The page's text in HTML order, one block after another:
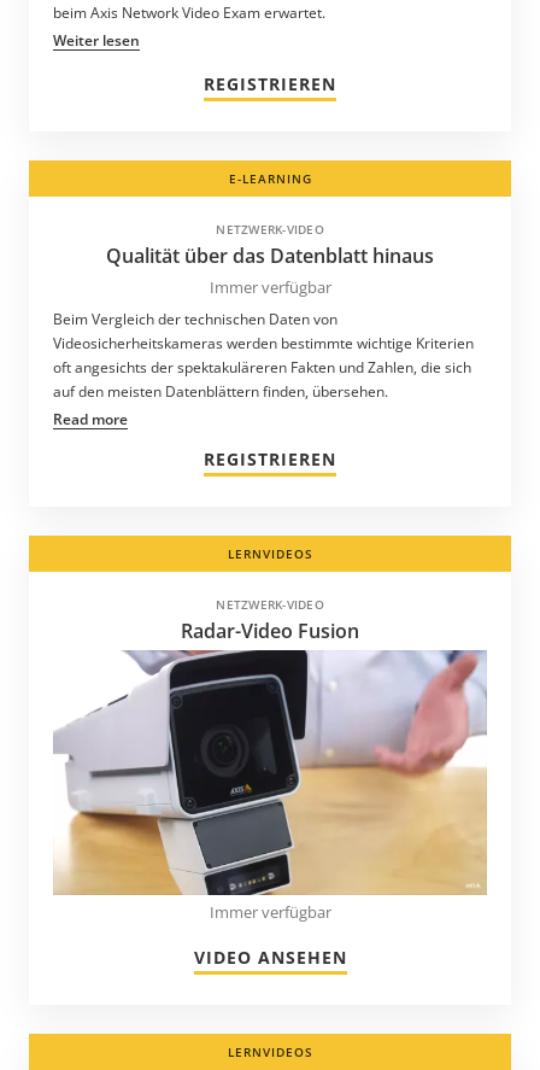
beim Axis Network Video Exam erwartet.
Weiter lesen
REGISTRIEREN
E-LEARNING
NETZWERK-VIDEO
Qualität über das Datenblatt hinaus
Immer verfügbar
Beim Vergleich der technischen Daten von
Videosicherheitskameras werden bestimmte wichtige Kriterien
oft angesichts der spektakuläreren Fakten und Zahlen, die sich
auf den meisten Datenblättern finden, übersehen.
Read more
REGISTRIEREN
LERNVIDEOS
NETZWERK-VIDEO
Radar-Video Fusion
Immer verfügbar
VIDEO ANSEHEN
LERNVIDEOS